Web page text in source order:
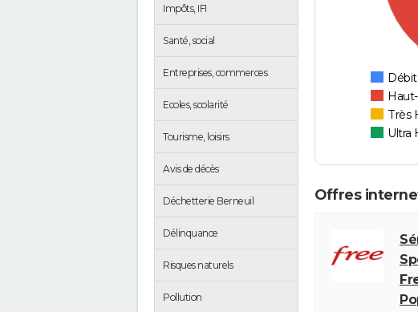
Impôts, IFI
Santé, social
Entreprises, commerces
Ecoles, scolarité
Tourisme, loisirs
Avis de décès
Déchetterie Berneuil
Délinquance
Risques naturels
Pollution
Très
Ultra
Offres